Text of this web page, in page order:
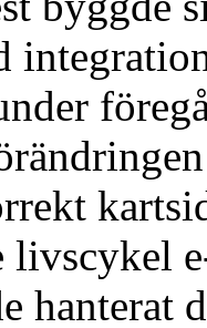
livscykel
hanterat